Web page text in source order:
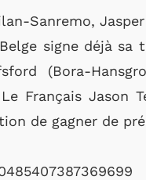
Sanremo,
signe déjà sa
(Bora-
Français Jason
de gagner de